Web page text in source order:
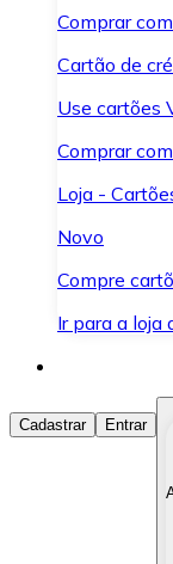
Comprar
Cartão de
Use cartões
Comprar
Loja -
Novo
Compre
Ir para a loja
Comprar
Compre as
Converta
Cadastrar Entrar